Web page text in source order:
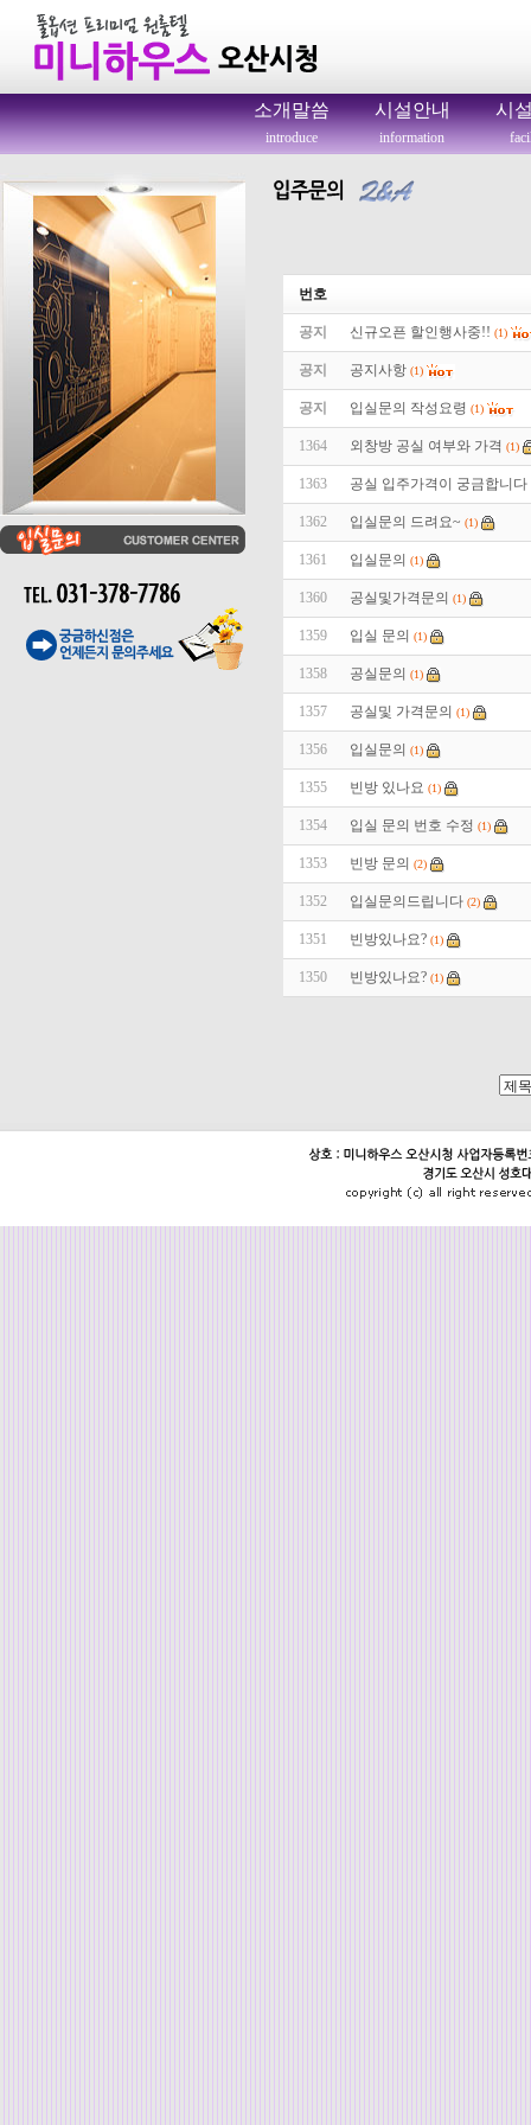
소개말씀
introduce
시설안내
information
시
번호
공지 신규오픈 할인행사중!! (1)
공지 공지사항 (1)
공지 입실문의 작성요령 (1)
1364 외창방 공실 여부와 가격 (1)
1363 공실 입주가격이 궁금합니다
1362 입실문의 드려요~ (1)
1361 입실문의 (1)
1360 공실및가격문의 (1)
1359 입실 문의 (1)
1358 공실문의 (1)
1357 공실및 가격문의 (1)
1356 입실문의 (1)
1355 빈방 있나요 (1)
1354 입실 문의 번호 수정 (1)
1353 빈방 문의 (2)
1352 입실문의드립니다 (2)
1351 빈방있나요? (1)
1350 빈방있나요? (1)